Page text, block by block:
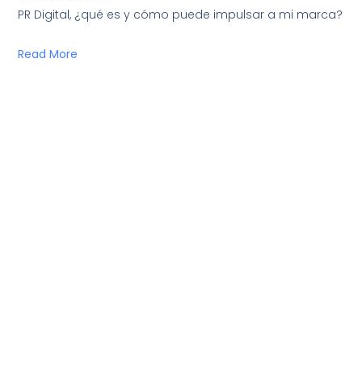
PR Digital, ¿qué es y cómo puede impulsar a mi marca?
Read More